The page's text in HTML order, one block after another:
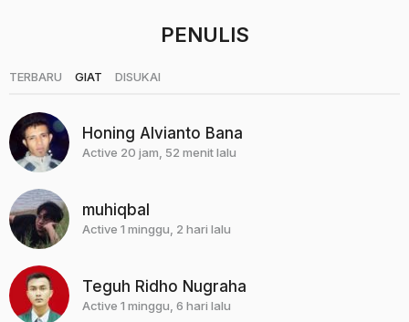
PENULIS
TERBARU GIAT DISUKAI
Honing Alvianto Bana
Active 20 jam, 52 menit lalu
muhiqbal
Active 1 minggu, 2 hari lalu
Teguh Ridho Nugraha
Active 1 minggu, 6 hari lalu